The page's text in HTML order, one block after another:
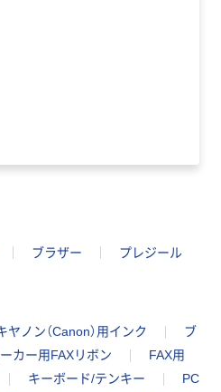
ブラザー プレジール
ヤノン（Canon）用インク
ブ
カー用FAXリボン
FAX用
キーボード/テンキー
PC